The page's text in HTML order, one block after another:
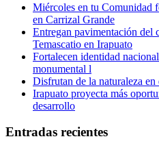
Miércoles en tu Comunidad
en Carrizal Grande
Entregan pavimentación del
Temascatio en Irapuato
Fortalecen identidad
monumental l
Disfrutan de la naturaleza
Irapuato proyecta más
desarrollo
Entradas recientes